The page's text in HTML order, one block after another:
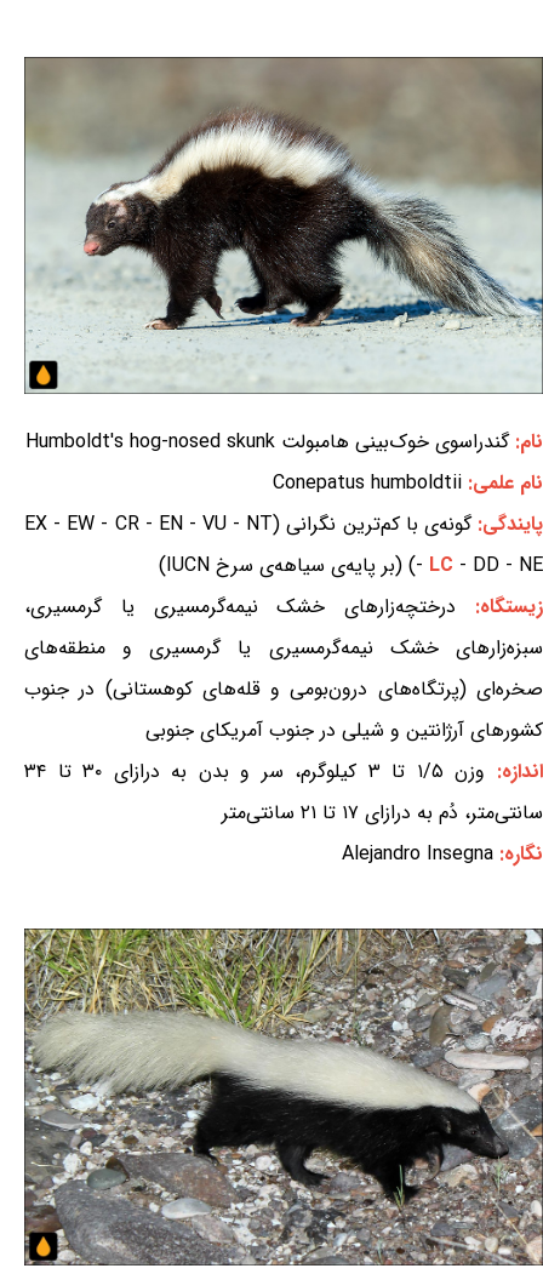
نام:گندراسوی خوک‌بینی هامبولت Humboldt's hog-nosed skunk
نام علمی: Conepatus humboldtii
پایندگی:
گونه‌ی با کم‌ترین نگرانی (EX - EW - CR - EN - VU - NT
- LC - DD - NE) (بر پایه‌ی سیاهه‌ی سرخ IUCN)
زیستگاه: درختچه‌زارهای خشک نیمه‌گرمسیری یا گرمسیری،
سبزه‌زارهای خشک نیمه‌گرمسیری یا گرمسیری و منطقه‌های
صخره‌ای (پرتگاه‌های درون‌بومی و قله‌های کوهستانی) در جنوب
کشورهای آرژانتین و شیلی در جنوب آمریکای جنوبی
اندازه:
وزن ۱/۵ تا ۳ کیلوگرم، سر و بدن به درازای ۳۰ تا ۳۴
سانتی‌متر، دُم به درازای ۱۷ تا ۲۱ سانتی‌متر
نگاره: Alejandro Insegna